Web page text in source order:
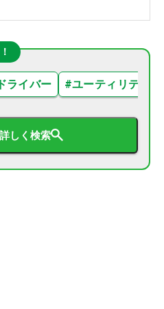
ドライバー #ユーティリティ
しく検索